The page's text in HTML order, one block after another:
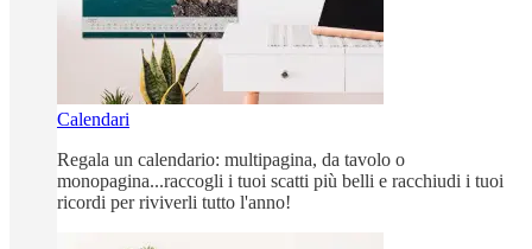
Calendari
Regala un calendario: multipagina, da tavolo o
monopagina...raccogli i tuoi scatti più belli e racchiudi i tuoi
ricordi per riviverli tutto l'anno!